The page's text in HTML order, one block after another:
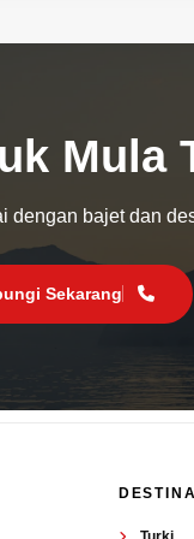
Mula
dengan bajet dan
Sekarang